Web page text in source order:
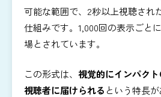
可能な範囲で、2秒以上視聴され
仕組みです。1,000回の表示ごと
場とされています。
この形式は、 視覚的にインパク
視聴者に届けられる という特長